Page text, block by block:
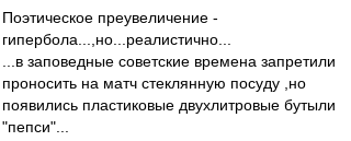
Поэтическое преувеличение -
гипербола...,но...реалистично...
...в заповедные советские времена запретили
проносить на матч стеклянную посуду ,но
появились пластиковые двухлитровые бутыли
"пепси"...